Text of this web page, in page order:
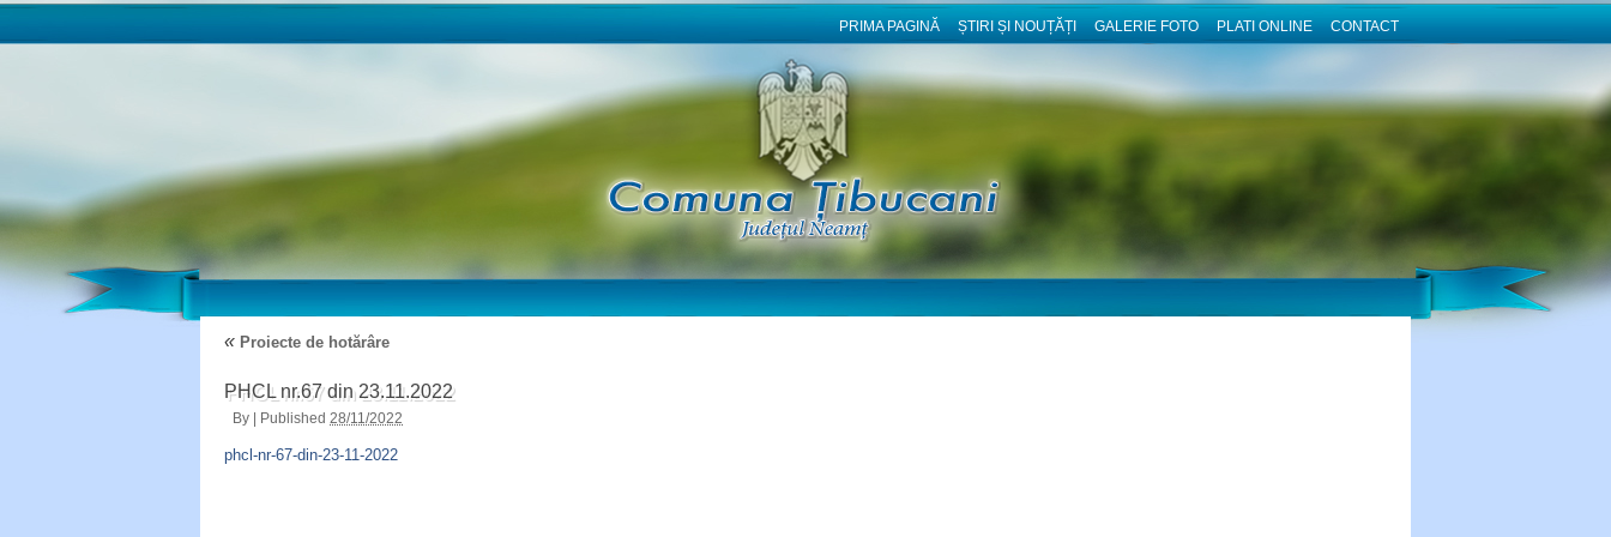
PRIMA PAGINĂ ȘTIRI ȘI NOUȚĂȚI GALERIE FOTO PLATI ONLINE CONTACT
« Proiecte de hotărâre
PHCL nr.67 din 23.11.2022
By | Published 28/11/2022
phcl-nr-67-din-23-11-2022